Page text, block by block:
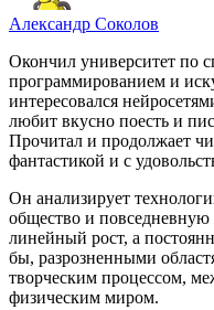
Александр Соколов
Окончил университет по
программированием и
интересовался
любит вкусно поесть и
Прочитал и продолжает
фантастикой и с
Он анализирует
общество и
линейный рост, а
бы, разрозненными
творческим процессом,
физическим миром.